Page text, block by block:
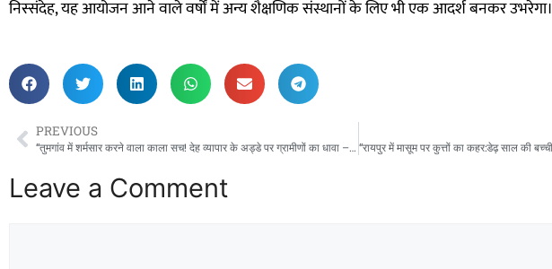
निस्संदेह, यह आयोजन आने वाले वर्षों में अन्य शैक्षणिक संस्थानों के लिए भी एक आदर्श बनकर उभरेगा।
PREVIOUS
“तुमगांव में शर्मसार करने वाला काला सच! देह व्यापार के अड्डे पर ग्रामीणों का धावा – चार महिलाएं रंगे हाथ पकड़ी गईं,युवक फरार!”
Leave a Comment